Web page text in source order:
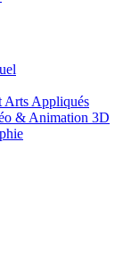
Arts Appliqués
& Animation 3D